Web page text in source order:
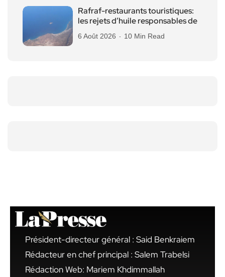
Rafraf-restaurants touristiques:
les rejets d’huile responsables de
6 Août 2026 10 Min Read
Président-directeur général : Said Benkraiem
Rédacteur en chef principal : Salem Trabelsi
Rédaction Web: Mariem Khdimmallah